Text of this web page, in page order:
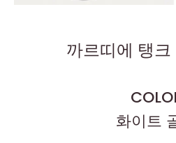
까르띠에 탱크
화이트